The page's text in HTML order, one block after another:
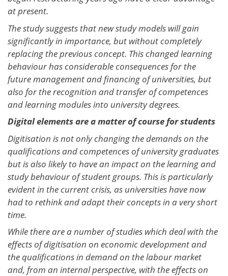
at present.
The study suggests that new study models will gain
significantly in importance, but without completely
replacing the previous concept. This changed learning
behaviour has considerable consequences for the
future management and financing of universities, but
also for the recognition and transfer of competences
and learning modules into university degrees.
Digital elements are a matter of course for students
Digitisation is not only changing the demands on the
qualifications and competences of university graduates
but is also likely to have an impact on the learning and
study behaviour of student groups. This is particularly
evident in the current crisis, as universities have now
had to rethink and adapt their concepts in a very short
time.
While there are a number of studies which deal with the
effects of digitisation on economic development and
the qualifications in demand on the labour market
and, from an internal perspective, with the effects on